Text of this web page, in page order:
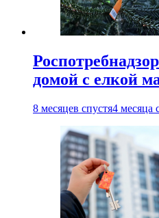
домой с елкой
8 месяцев спустя4 месяца